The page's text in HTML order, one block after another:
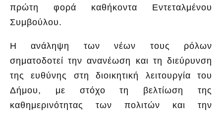
πρώτη φορά καθήκοντα Εντεταλμένου
Συμβούλου.
Η ανάληψη των νέων τους ρόλων
σηματοδοτεί την ανανέωση και τη διεύρυνση
της ευθύνης στη διοικητική λειτουργία του
Δήμου, με στόχο τη βελτίωση της
καθημερινότητας των πολιτών και την